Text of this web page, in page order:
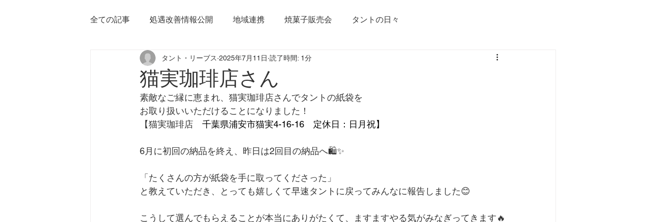
全ての記事 処遇改善情報公開 地域連携 焼菓子販売会 タントの日々
猫実珈琲店さん
タント・リーブス 2025年7月11日 読了時間: 1分
素敵なご縁に恵まれ、⁣猫実珈琲店さんでタントの紙袋を⁣
お取り扱いいただけることになりました！⁣
【⁣猫実珈琲店 千葉県浦安市猫実4-16-16　定休日：日月祝】
6月に初回の納品を終え、⁣昨日は2回目の納品へ🛍️✨⁣
「たくさんの方が紙袋を手に取ってくださった」
と教えていただき、とっても嬉しくて⁣早速タントに戻ってみんなに報告しました😊⁣
こうして選んでもらえることが⁣本当にありがたくて、⁣ますますやる気がみなぎってきます🔥⁣